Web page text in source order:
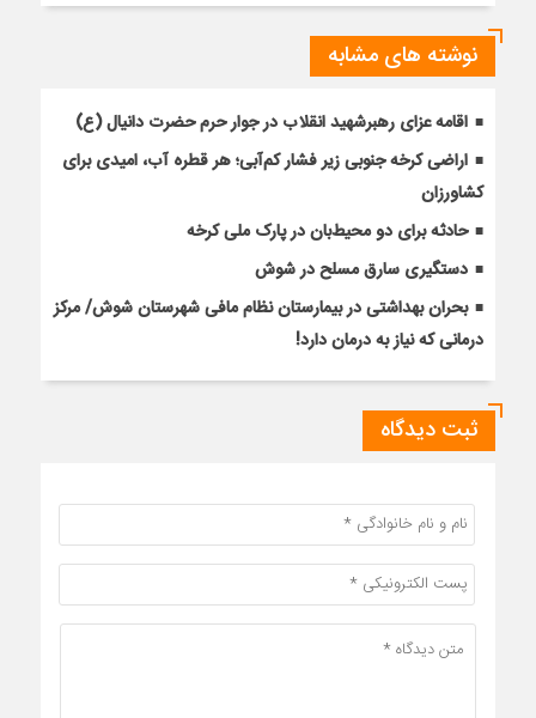
نوشته های مشابه
اقامه عزای رهبرشهید انقلاب در جوار حرم حضرت دانیال (ع)
اراضی کرخه جنوبی زیر فشار کم‌آبی؛ هر قطره آب، امیدی برای
کشاورزان
حادثه برای دو محیط‌بان در پارک ملی کرخه
دستگیری سارق مسلح در شوش
بحران بهداشتی در بیمارستان نظام مافی شهرستان شوش/ مرکز
درمانی که نیاز به درمان دارد!
ثبت دیدگاه